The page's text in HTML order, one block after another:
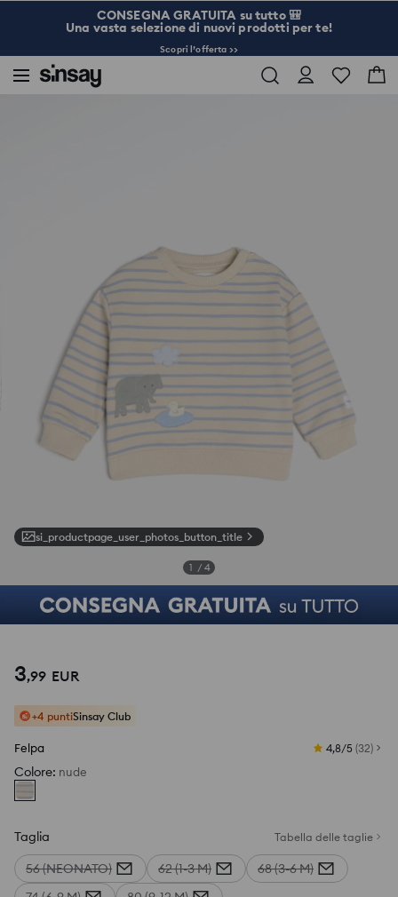
CONSEGNA GRATUITA su tutto 🎒
Una vasta selezione di nuovi prodotti per te!
Scopri l’offerta >>
si_productpage_user_photos_button_title
1 / 4
3,99 EUR
+4 puntiSinsay Club
Felpa 4,8/5 (32)
Colore: nude
Taglia Tabella delle taglie
56 (NEONATO) 62 (1-3 M)
68 (3-6 M)